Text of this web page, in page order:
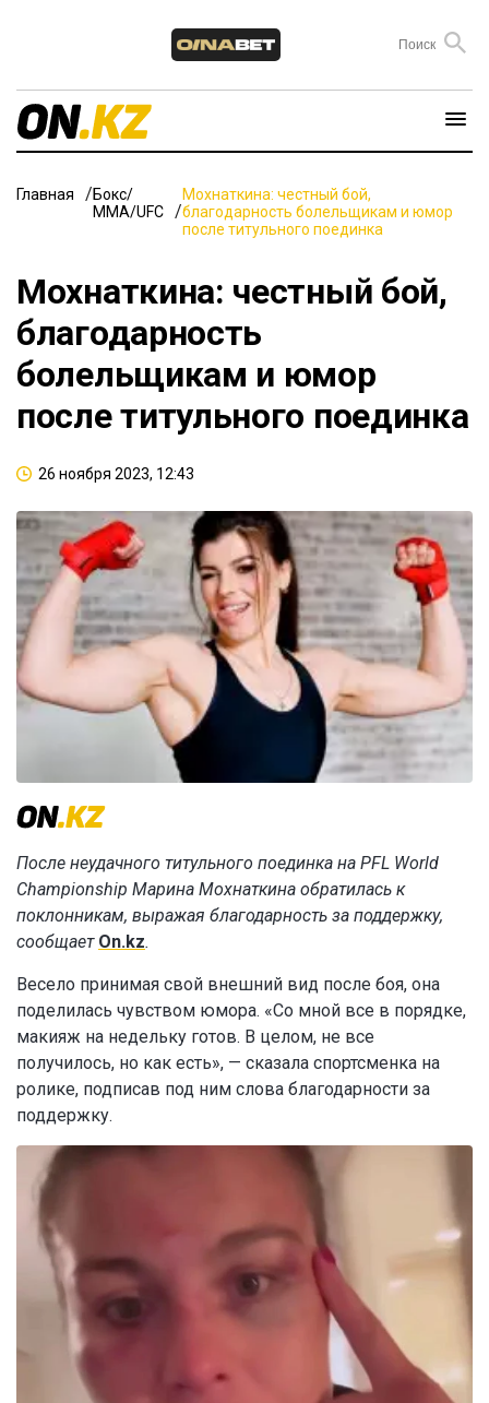
Главная
Бокс/
ММА/UFC
Мохнаткина: честный бой,
благодарность болельщикам и юмор
после титульного поединка
Мохнаткина: честный бой,
благодарность
болельщикам и юмор
после титульного поединка
26 ноября 2023, 12:43
После неудачного титульного поединка на PFL World
Championship Марина Мохнаткина обратилась к
поклонникам, выражая благодарность за поддержку,
сообщает On.kz.
Весело принимая свой внешний вид после боя, она
поделилась чувством юмора. «Со мной все в порядке,
макияж на недельку готов. В целом, не все
получилось, но как есть», — сказала спортсменка на
ролике, подписав под ним слова благодарности за
поддержку.